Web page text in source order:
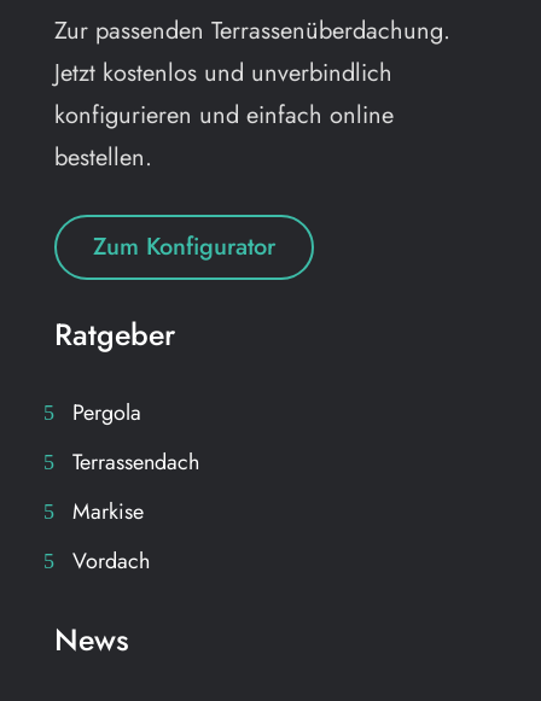
Zur passenden Terrassenüberdachung.
Jetzt kostenlos und unverbindlich
konfigurieren und einfach online
bestellen.
Zum Konfigurator
Ratgeber
Pergola
Terrassendach
Markise
Vordach
News